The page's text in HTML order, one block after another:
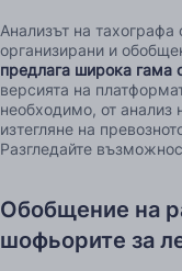
Анализът на
организирани и
предлага широка гама
версията на
необходимо, от анализ
изтегляне на
Разгледайте
Обобщение на
шофьорите за